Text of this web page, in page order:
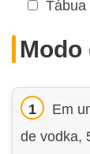
Tábua
Modo
Em
de vodka,